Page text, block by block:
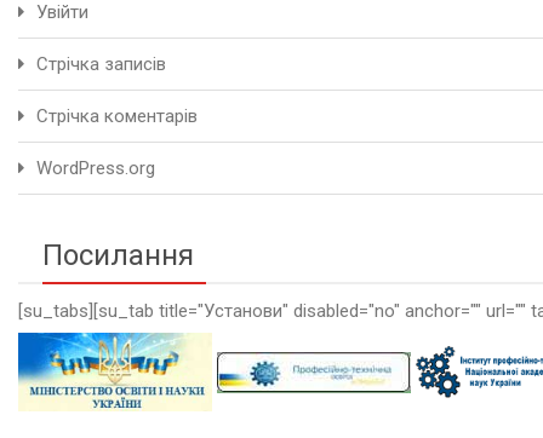
Увійти
Стрічка записів
Стрічка коментарів
WordPress.org
Посилання
[su_tabs][su_tab title="Установи" disabled="no" anchor=""